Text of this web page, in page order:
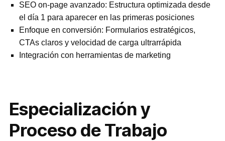
SEO on-page avanzado: Estructura optimizada desde
el día 1 para aparecer en las primeras posiciones
Enfoque en conversión: Formularios estratégicos,
CTAs claros y velocidad de carga ultrarrápida
Integración con herramientas de marketing
Especialización y
Proceso de Trabajo